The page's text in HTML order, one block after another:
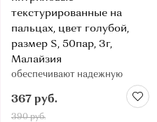
текстурированные на
пальцах, цвет голубой,
размер S, 50пар, 3г,
Малайзия
обеспечивают надежную
барьерную защиту и удобство
в работе
367 руб.
390 руб.